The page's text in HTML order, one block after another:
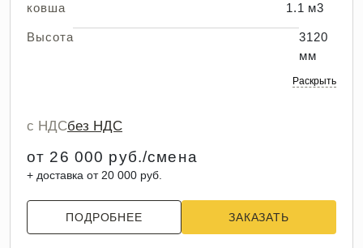
ковша
1.1 м3
Высота
3120
мм
Раскрыть
с НДСбез НДС
от 26 000 руб./смена
+ доставка от 20 000 руб.
ПОДРОБНЕЕ ЗАКАЗАТЬ